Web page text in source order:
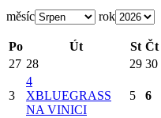
měsíc rok
Po Út St Čt
27 28 29 30
3
4
XBLUEGRASS
NA VINICI
5 6